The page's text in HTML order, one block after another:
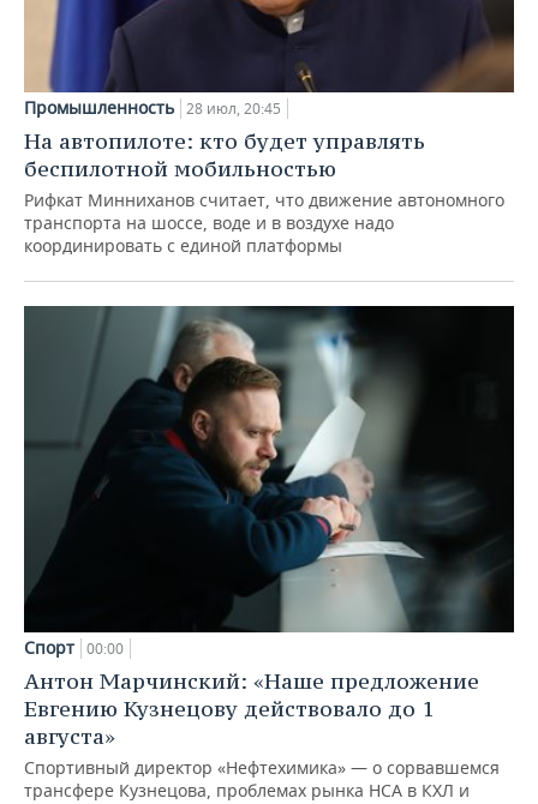
Промышленность 28 июл, 20:45
На автопилоте: кто будет управлять
беспилотной мобильностью
Рифкат Минниханов считает, что движение автономного
транспорта на шоссе, воде и в воздухе надо
координировать с единой платформы
Спорт 00:00
Антон Марчинский: «Наше предложение
Евгению Кузнецову действовало до 1
августа»
Спортивный директор «Нефтехимика» — о сорвавшемся
трансфере Кузнецова, проблемах рынка НСА в КХЛ и